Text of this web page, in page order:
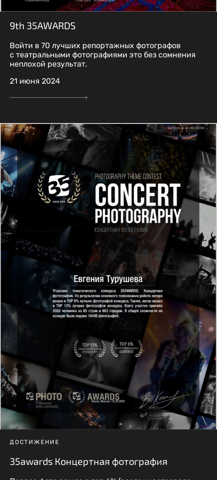
9th 35AWARDS
Войти в 70 лучших репортажных фотографов
с театральными фотографиями это без сомнения
неплохой результат.
21 июня 2024
ДОСТИЖЕНИЕ
35awards Концертная фотография